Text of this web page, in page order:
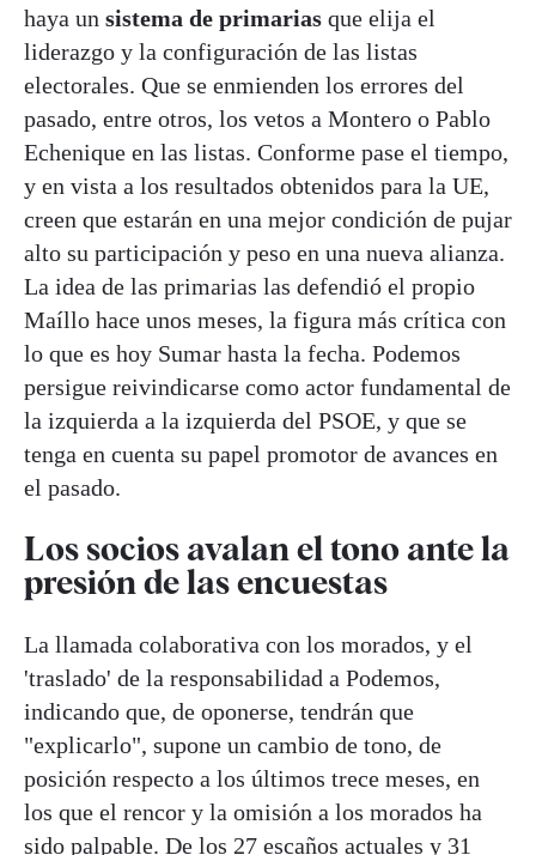
haya un sistema de primarias que elija el
liderazgo y la configuración de las listas
electorales. Que se enmienden los errores del
pasado, entre otros, los vetos a Montero o Pablo
Echenique en las listas. Conforme pase el tiempo,
y en vista a los resultados obtenidos para la UE,
creen que estarán en una mejor condición de pujar
alto su participación y peso en una nueva alianza.
La idea de las primarias las defendió el propio
Maíllo hace unos meses, la figura más crítica con
lo que es hoy Sumar hasta la fecha. Podemos
persigue reivindicarse como actor fundamental de
la izquierda a la izquierda del PSOE, y que se
tenga en cuenta su papel promotor de avances en
el pasado.
Los socios avalan el tono ante la
presión de las encuestas
La llamada colaborativa con los morados, y el
'traslado' de la responsabilidad a Podemos,
indicando que, de oponerse, tendrán que
"explicarlo", supone un cambio de tono, de
posición respecto a los últimos trece meses, en
los que el rencor y la omisión a los morados ha
sido palpable. De los 27 escaños actuales y 31